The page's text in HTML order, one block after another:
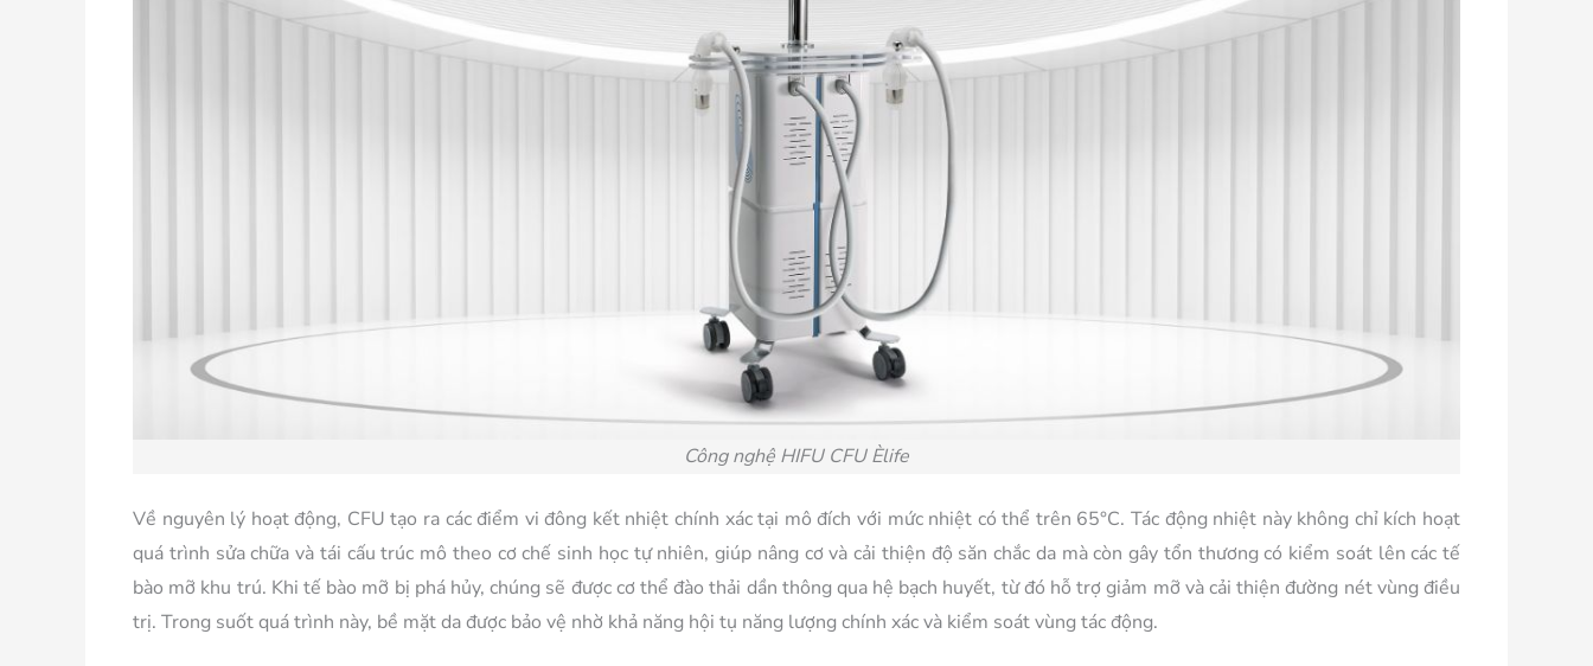
Công nghệ HIFU CFU Èlife
Về nguyên lý hoạt động, CFU tạo ra các điểm vi đông kết nhiệt chính xác tại mô đích với mức nhiệt có thể trên 65°C. Tác động nhiệt này không chỉ kích hoạt
quá trình sửa chữa và tái cấu trúc mô theo cơ chế sinh học tự nhiên, giúp nâng cơ và cải thiện độ săn chắc da mà còn gây tổn thương có kiểm soát lên các tế
bào mỡ khu trú. Khi tế bào mỡ bị phá hủy, chúng sẽ được cơ thể đào thải dần thông qua hệ bạch huyết, từ đó hỗ trợ giảm mỡ và cải thiện đường nét vùng điều
trị. Trong suốt quá trình này, bề mặt da được bảo vệ nhờ khả năng hội tụ năng lượng chính xác và kiểm soát vùng tác động.